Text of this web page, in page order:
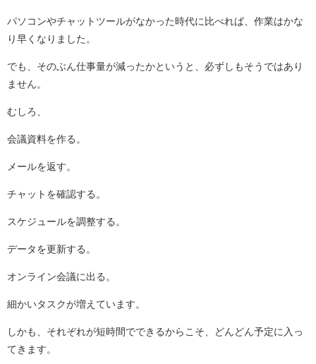
パソコンやチャットツールがなかった時代に比べれば、作業はかな
り早くなりました。
でも、そのぶん仕事量が減ったかというと、必ずしもそうではあり
ません。
むしろ、
会議資料を作る。
メールを返す。
チャットを確認する。
スケジュールを調整する。
データを更新する。
オンライン会議に出る。
細かいタスクが増えています。
しかも、それぞれが短時間でできるからこそ、どんどん予定に入っ
てきます。